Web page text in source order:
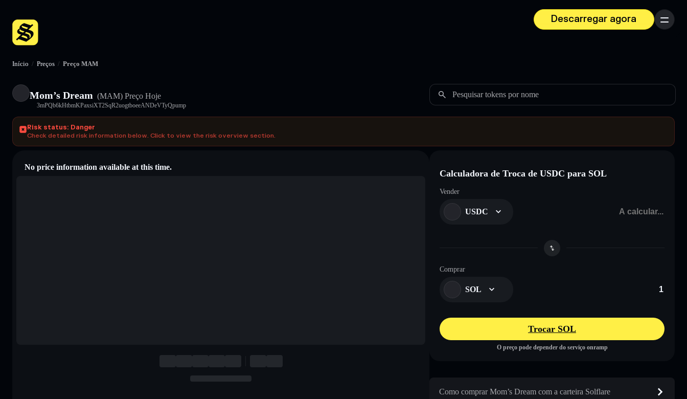
Descarregar agora
Menu
Início / Preços / Preço MAM
Mom’s Dream (MAM) Preço Hoje
3mPQb6kHtbmKPaxsiXT2SqR2uogtboeeANDeVTyQpump
Pesquisar tokens por nome
Risk status: Danger
Check detailed risk information below. Click to view the risk overview section.
No price information available at this time.
Calculadora de Troca de USDC para SOL
Vender
USDC
Comprar
SOL
Trocar SOL
O preço pode depender do serviço onramp
Como comprar Mom’s Dream com a carteira Solflare